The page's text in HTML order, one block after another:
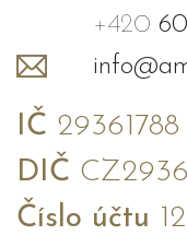
+420
IČ 29361788
DIČ
Číslo účtu